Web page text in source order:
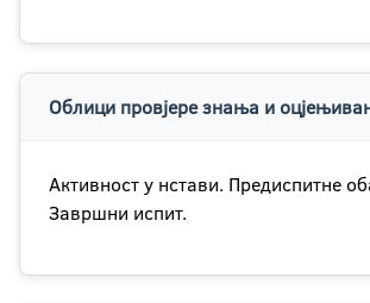
Облици провјере знања и
Активност у нстави. Предиспитне
Завршни испит.